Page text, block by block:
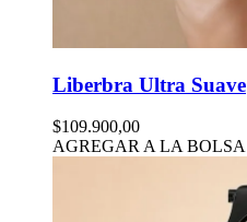
Liberbra Ultra Suave
$109.900,00
AGREGAR A LA BOLSA